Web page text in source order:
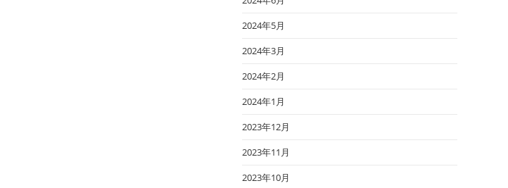
2024年5月
2024年3月
2024年2月
2024年1月
2023年12月
2023年11月
2023年10月